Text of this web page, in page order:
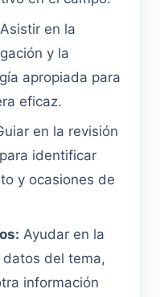
Asistir en la
y la
apropiada para
eficaz.
en la revisión
identificar
y ocasiones de
Ayudar en la
del tema,
información